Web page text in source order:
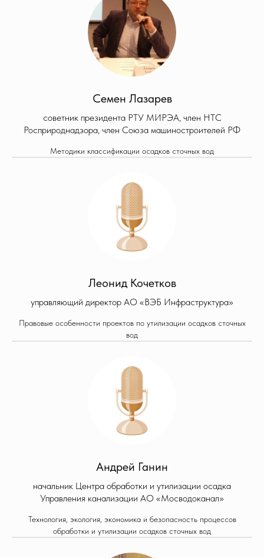
Семен Лазарев
советник президента РТУ МИРЭА, член НТС
Росприроднадзора, член Союза машиностроителей РФ
Методики классификации осадков сточных вод
Леонид Кочетков
управляющий директор АО «ВЭБ Инфраструктура»
Правовые особенности проектов по утилизации осадков сточных
вод
Андрей Ганин
начальник Центра обработки и утилизации осадка
Управления канализации АО «Мосводоканал»
Технология, экология, экономика и безопасность процессов
обработки и утилизации осадков сточных вод